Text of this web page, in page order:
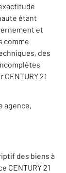
étant
et
comme
des
21
agence,
des biens à
CENTURY 21